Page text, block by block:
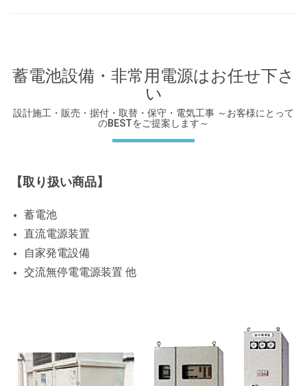
蓄電池設備・非常用電源はお任せ下さ
い
設計施工・販売・据付・取替・保守・電気工事 ～お客様にとって
のBESTをご提案します～
【取り扱い商品】
蓄電池
直流電源装置
自家発電設備
交流無停電電源装置 他